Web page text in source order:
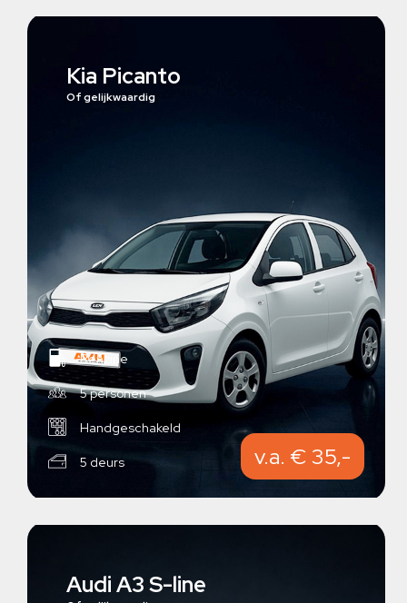
Kia Picanto
Of gelijkwaardig
Benzine
5 personen
Handgeschakeld
5 deurs v.a. € 35,-
Audi A3 S-line